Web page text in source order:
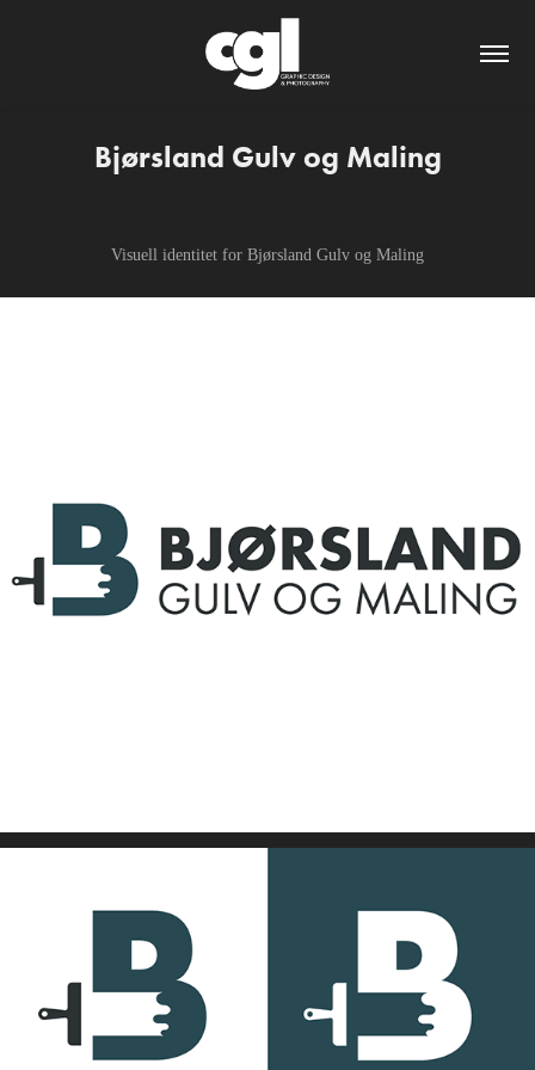
Bjørsland Gulv og Maling
Visuell identitet for Bjørsland Gulv og Maling